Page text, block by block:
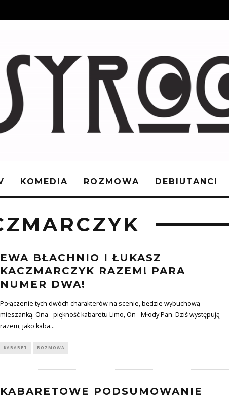
KOMEDIA ROZMOWA DEBIUTANCI
EWA BŁACHNIO I ŁUKASZ
KACZMARCZYK RAZEM! PARA
NUMER DWA!
Połączenie tych dwóch charakterów na scenie, będzie wybuchową
mieszanką. Ona - piękność kabaretu Limo, On - Młody Pan. Dziś występują
razem, jako kaba...
KABARET ROZMOWA
KABARETOWE PODSUMOWANIE